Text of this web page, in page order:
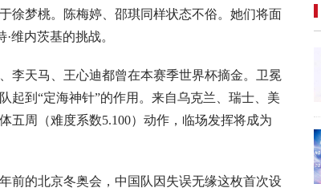
徐梦桃。陈梅婷、邵琪同样状态不俗。她们将面
维内茨基的挑战。
天马、王心迪都曾在本赛季世界杯摘金。卫冕
起到“定海神针”的作用。来自乌克兰、瑞士、美
五周（难度系数5.100）动作，临场发挥将成为
的北京冬奥会，中国队因失误无缘这枚首次设